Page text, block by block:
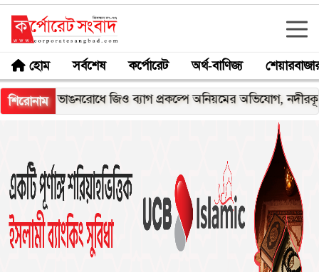
হোম সর্বশেষ কর্পোরেট অর্থ-বাণিজ্য
শিরোনাম
ভাঙনরোধে জিও ব্যাগ প্রকল্পে অনিয়মের অভিযোগ, নদীরকূলে